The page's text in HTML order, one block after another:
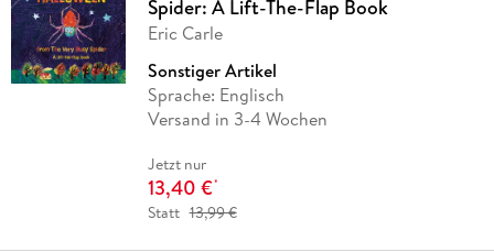
Spider: A Lift-The-Flap Book
Eric Carle
Sonstiger Artikel
Sprache: Englisch
Versand in 3-4 Wochen
Jetzt nur
13,40 €*
Statt 13,99 €